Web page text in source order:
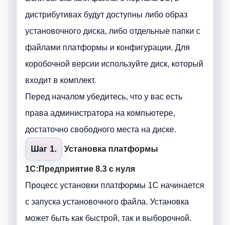
дистрибутивах будут доступны либо образ
установочного диска, либо отдельные папки с
файлами платформы и конфигурации. Для
коробочной версии используйте диск, который
входит в комплект.
Перед началом убедитесь, что у вас есть
права администратора на компьютере,
достаточно свободного места на диске.
Шаг 1. Установка платформы
1С:Предприятие 8.3 с нуля
Процесс установки платформы 1С начинается
с запуска установочного файла. Установка
может быть как быстрой, так и выборочной.